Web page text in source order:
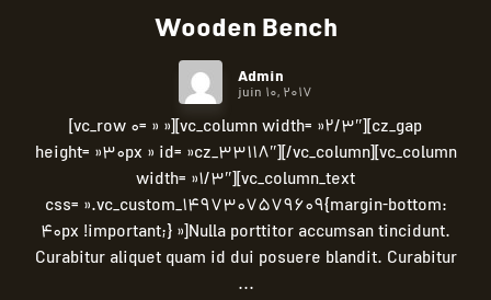
Wooden Bench
Admin
juin 10, 2017
[vc_row 0= » »][vc_column width= »2/3″][cz_gap
height= »30px » id= »cz_33118″][/vc_column][vc_column
width= »1/3″][vc_column_text
css= ».vc_custom_1497307579609{margin-bottom:
40px !important;} »]Nulla porttitor accumsan tincidunt.
Curabitur aliquet quam id dui posuere blandit. Curabitur
...